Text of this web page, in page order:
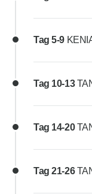
Tag 5-9
Tag 10-13
Tag 14-20
Tag 21-26